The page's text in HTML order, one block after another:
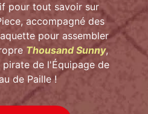
pour tout savoir sur
accompagné des
pour assembler
Thousand Sunny,
de l'Équipage de
de Paille !